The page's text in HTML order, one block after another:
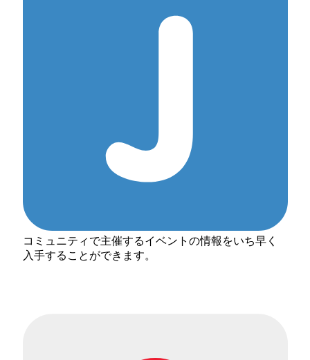
コミュニティで主催するイベントの情報をいち早く
入手することができます。